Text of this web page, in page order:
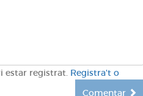
estar registrat. Registra't o
Comentar